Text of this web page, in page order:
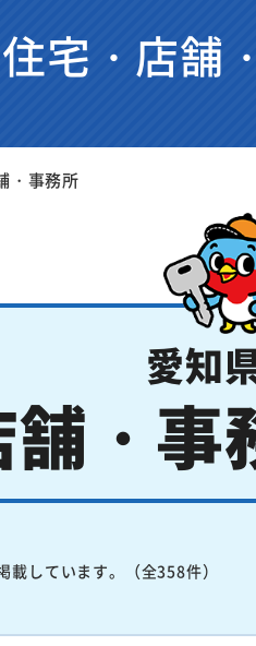
宅・店舗
・事務所
愛知
・事
しています。（全358件）